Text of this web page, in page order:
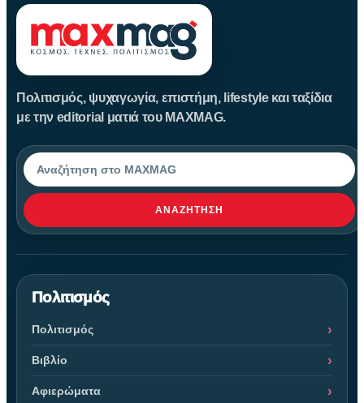
Πολιτισμός, ψυχαγωγία, επιστήμη, lifestyle και ταξίδια
με την editorial ματιά του MAXMAG.
Αναζήτηση
ΑΝΑΖΉΤΗΣΗ
Πολιτισμός
Πολιτισμός
Βιβλίο
Αφιερώματα